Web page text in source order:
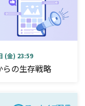
(金) 23:59
らの生存戦略